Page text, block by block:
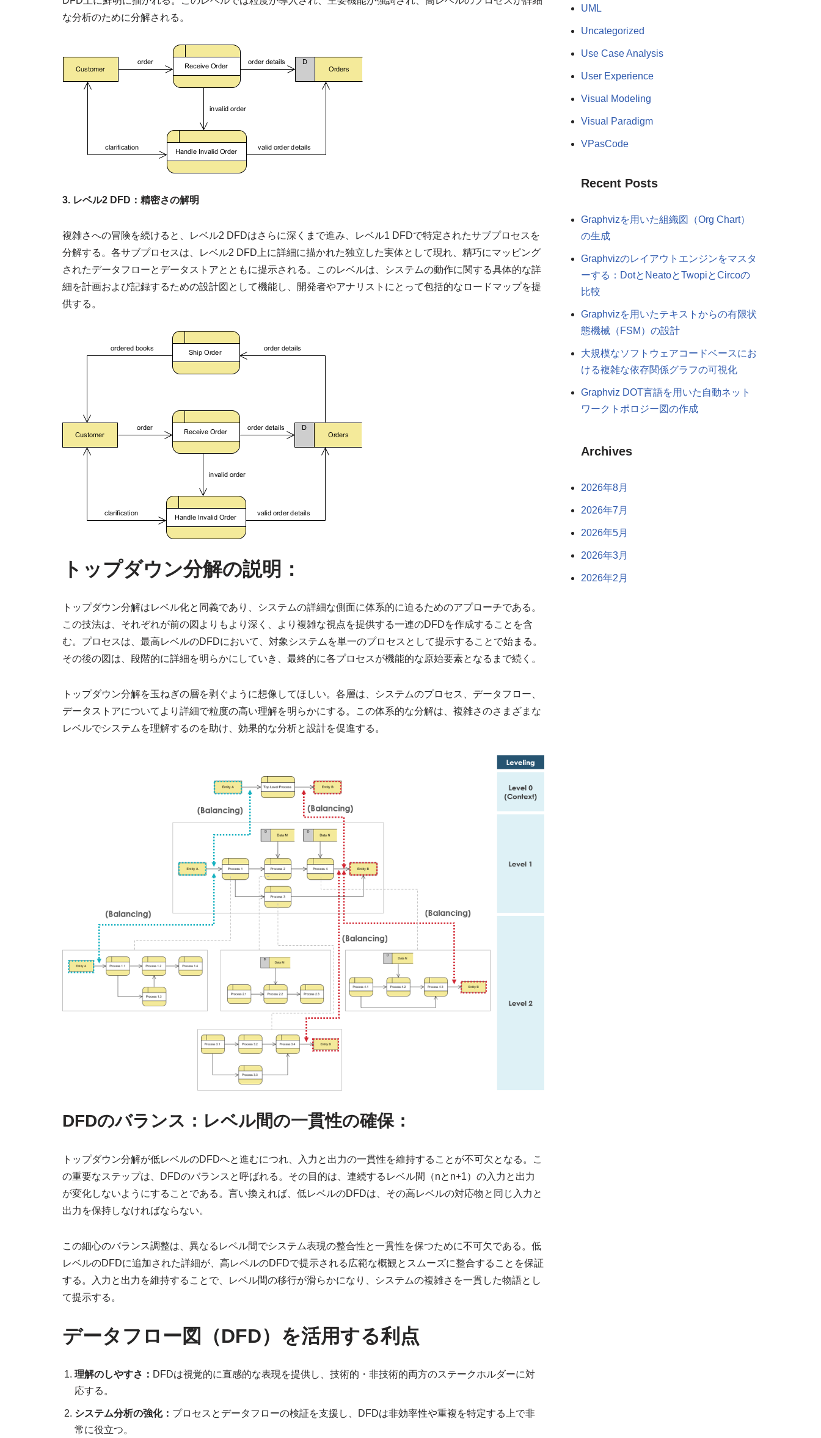
な分析のために分解される。
3. レベル2 DFD：精密さの解明
複雑さへの冒険を続けると、レベル2 DFDはさらに深くまで進み、レベル1 DFDで特定されたサブプロセスを
分解する。各サブプロセスは、レベル2 DFD上に詳細に描かれた独立した実体として現れ、精巧にマッピング
されたデータフローとデータストアとともに提示される。このレベルは、システムの動作に関する具体的な詳
細を計画および記録するための設計図として機能し、開発者やアナリストにとって包括的なロードマップを提
供する。
トップダウン分解の説明：
トップダウン分解はレベル化と同義であり、システムの詳細な側面に体系的に迫るためのアプローチである。
この技法は、それぞれが前の図よりもより深く、より複雑な視点を提供する一連のDFDを作成することを含
む。プロセスは、最高レベルのDFDにおいて、対象システムを単一のプロセスとして提示することで始まる。
その後の図は、段階的に詳細を明らかにしていき、最終的に各プロセスが機能的な原始要素となるまで続く。
トップダウン分解を玉ねぎの層を剥ぐように想像してほしい。各層は、システムのプロセス、データフロー、
データストアについてより詳細で粒度の高い理解を明らかにする。この体系的な分解は、複雑さのさまざまな
レベルでシステムを理解するのを助け、効果的な分析と設計を促進する。
DFDのバランス：レベル間の一貫性の確保：
トップダウン分解が低レベルのDFDへと進むにつれ、入力と出力の一貫性を維持することが不可欠となる。こ
の重要なステップは、DFDのバランスと呼ばれる。その目的は、連続するレベル間（nとn+1）の入力と出力
が変化しないようにすることである。言い換えれば、低レベルのDFDは、その高レベルの対応物と同じ入力と
出力を保持しなければならない。
この細心のバランス調整は、異なるレベル間でシステム表現の整合性と一貫性を保つために不可欠である。低
レベルのDFDに追加された詳細が、高レベルのDFDで提示される広範な概観とスムーズに整合することを保証
する。入力と出力を維持することで、レベル間の移行が滑らかになり、システムの複雑さを一貫した物語とし
て提示する。
データフロー図（DFD）を活用する利点
理解のしやすさ： DFDは視覚的に直感的な表現を提供し、技術的・非技術的両方のステークホルダーに対
応する。
システム分析の強化： プロセスとデータフローの検証を支援し、DFDは非効率性や重複を特定する上で非
常に役立つ。
UML
Uncategorized
Use Case Analysis
User Experience
Visual Modeling
Visual Paradigm
VPasCode
Recent Posts
Graphvizを用いた組織図（Org Chart）
の生成
Graphvizのレイアウトエンジンをマスタ
ーする：DotとNeatoとTwopiとCircoの
比較
Graphvizを用いたテキストからの有限状
態機械（FSM）の設計
大規模なソフトウェアコードベースにお
ける複雑な依存関係グラフの可視化
Graphviz DOT言語を用いた自動ネット
ワークトポロジー図の作成
Archives
2026年8月
2026年7月
2026年5月
2026年3月
2026年2月